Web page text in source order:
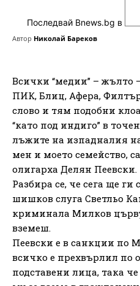
Последвай Bnews.bg в
Автор Николай Бареков
Всички “медии” – жълто
ПИК, Блиц, Афера,
слово и тям подобни
“като под индиго” в
лъжите на изпадналия
мен и моето семейство,
олигарха Делян Пеевски.
Разбира се, че сега ще ги
шишков слуга Светльо
криминала Милков
вземеш.
Пеевски е в санкции по
всичко е прехвърлил по
подставени лица, така